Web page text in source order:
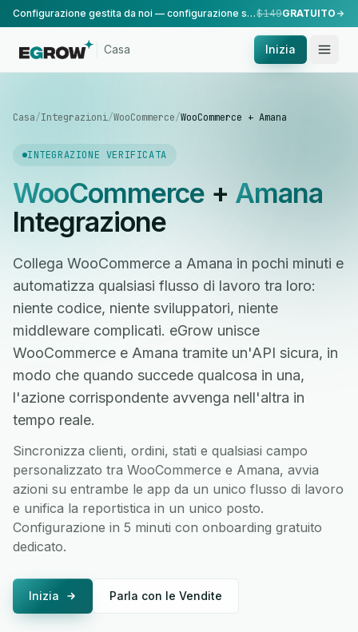
Configurazione gestita da noi — configurazione standard, eseguita dal nostro team.$149GRATUITO
Casa Inizia
Casa/Integrazioni/WooCommerce/WooCommerce + Amana
INTEGRAZIONE VERIFICATA
WooCommerce+ Amana
Integrazione
Collega WooCommerce a Amana in pochi minuti e
automatizza qualsiasi flusso di lavoro tra loro:
niente codice, niente sviluppatori, niente
middleware complicati. eGrow unisce
WooCommerce e Amana tramite un'API sicura, in
modo che quando succede qualcosa in una,
l'azione corrispondente avvenga nell'altra in
tempo reale.
Sincronizza clienti, ordini, stati e qualsiasi campo
personalizzato tra WooCommerce e Amana, avvia
azioni su entrambe le app da un unico flusso di lavoro
e unifica la reportistica in un unico posto.
Configurazione in 5 minuti con onboarding gratuito
dedicato.
Inizia Parla con le Vendite